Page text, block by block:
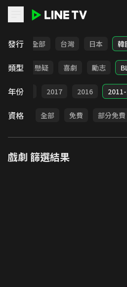
發行 全部 台灣 日本 韓
類型
甜寵 懸疑 喜劇 勵志
年份
2018 2017 2016
資格 全部 免費 部分免費
戲劇 篩選結果